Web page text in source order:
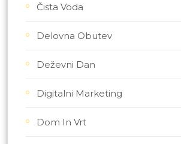
Čista Voda
Delovna Obutev
Deževni Dan
Digitalni Marketing
Dom In Vrt